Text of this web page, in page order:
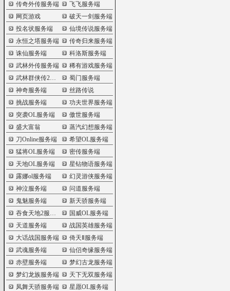
传奇外传服务端
飞飞服务端
网页游戏
破天一剑服务端
投名状服务端
仙境传说服务端
永恒之塔服务端
传奇归来服务端
诛仙服务端
科洛斯服务端
武林外传服务端
稀有游戏服务端
武林群侠传2服务端
蜀门服务端
神奇服务端
丝路传说
挑战服务端
功夫世界服务端
突袭OL服务端
傲世服务端
盛大富翁
蒸汽幻想服务端
刀Online服务端
希望OL服务端
猛将OL服务端
密传服务端
天地OL服务端
星钻物语服务端
露娜ol服务端
幻灵游侠服务端
神泣服务端
问道服务端
鬼魅服务端
新天骄服务端
吞食天地2服务端
国威OL服务端
天道服务端
战国英雄服务端
大话战国服务端
倚天Ⅱ服务端
武魂服务端
仙侣奇缘服务端
赤壁服务端
梦幻古龙服务端
梦幻龙族服务端
天下无双服务端
凤舞天骄服务端
星愿OL服务端